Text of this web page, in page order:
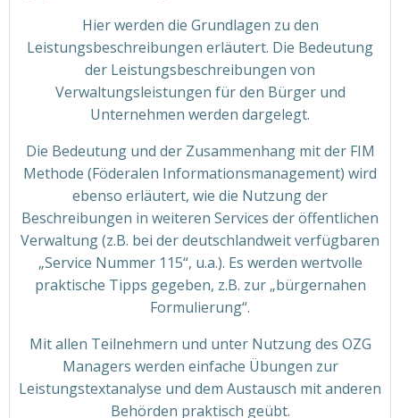
Hier werden die Grundlagen zu den
Leistungsbeschreibungen erläutert. Die Bedeutung
der Leistungsbeschreibungen von
Verwaltungsleistungen für den Bürger und
Unternehmen werden dargelegt.
Die Bedeutung und der Zusammenhang mit der FIM
Methode (Föderalen Informationsmanagement) wird
ebenso erläutert, wie die Nutzung der
Beschreibungen in weiteren Services der öffentlichen
Verwaltung (z.B. bei der deutschlandweit verfügbaren
„Service Nummer 115“, u.a.). Es werden wertvolle
praktische Tipps gegeben, z.B. zur „bürgernahen
Formulierung“.
Mit allen Teilnehmern und unter Nutzung des OZG
Managers werden einfache Übungen zur
Leistungstextanalyse und dem Austausch mit anderen
Behörden praktisch geübt.